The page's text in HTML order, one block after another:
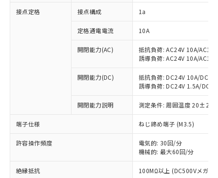
接点定格 接点構成 1a
定格通電電流 10A
開閉能力(AC)
抵抗負荷: AC24V 10A/
誘導負荷: AC24V 10A/
開閉能力(DC)
抵抗負荷: DC24V 10A/
誘導負荷: DC24V 1.5A/
開閉能力説明 測定条件: 周囲温度 20±2℃
端子仕様 ねじ締め端子 (M3.5)
許容操作頻度
電気的: 30回/分
機械的: 最大60回/分
絶縁抵抗 100MΩ以上 (DC500Vメガ)
ご利用条件
以下の条件をお読みいただき、同意のうえ
ご利用ください。
商品の当社在庫状況および標準価格
(税抜)を提供させていただくもので
当社制御機器事業取扱商品の中には、
本サービスの対象外となる商品もある
ことをご了承ください。
在庫状況および標準価格照会結果は、
記載している更新日時点での社内デー
タに基づき作成されるものであり、閲
覧された時点での実際の在庫および標
対応予定：EU RoHS指令（10物質）の非含
有に対応した製品に切り替える予定のある
対応予定なし：EU RoHS指令（10物質）の
非含有に非対応の商品で、対応品を出す予
調査・確認中：EU RoHS指令（10物質）の
非含有の対応状況を調査中または確認中の
非該当品：ライセンス料など無形物で、有
害物質有無と関係のない商品です。
仕入先様の事情により、非含有部品として
いたものが、含有品と判明した場合などや
むを得ず変更することがあります。
ミウム(Cd) 100ppm以下、
※1 中国RoHS○×表
「○」：最大均質材料含有率が中国RoHSの
基準値以下であることを示します。
「×」：最大均質材料含有率が中国RoHSの
基準値を超えていることを示します。
「－」：未確認です。当社販売部門へお問
い合わせください。
*中国RoHS10物質の基準値 (GB/T26572)：
Pb(鉛) :1000ppm、 Hg(水銀) : 1000ppm、 Cd(カドミウ
当社は、これら貴社製品のうち、外国
為替および外国貿易法に定める商品
（以下｢規制貨物等」という）を輸出
または国外への提供する場合は、日本
国政府の輸出許可(または役務取引許